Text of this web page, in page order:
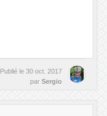
Publié le 30 oct. 2017
par Sergio